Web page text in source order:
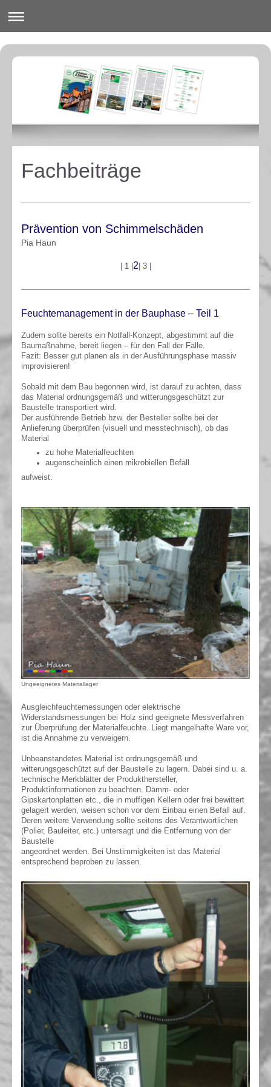
Fachbeiträge
Prävention von Schimmelschäden
Pia Haun
1 2 3|
Feuchtemanagement in der Bauphase – Teil 1
Zudem sollte bereits ein Notfall-Konzept, abgestimmt auf die
Baumaßnahme, bereit liegen – für den Fall der Fälle.
Fazit: Besser gut planen als in der Ausführungsphase massiv
improvisieren!
Sobald mit dem Bau begonnen wird, ist darauf zu achten, dass
das Material ordnungsgemäß und witterungsgeschützt zur
Baustelle transportiert wird.
Der ausführende Betrieb bzw. der Besteller sollte bei der
Anlieferung überprüfen (visuell und messtechnisch), ob das
Material
zu hohe Materialfeuchten
augenscheinlich einen mikrobiellen Befall
aufweist.
Ungeeignetes Materiallager
Ausgleichfeuchtemessungen oder elektrische
Widerstandsmessungen bei Holz sind geeignete Messverfahren
zur Überprüfung der Materialfeuchte. Liegt mangelhafte Ware vor,
ist die Annahme zu verweigern.
Unbeanstandetes Material ist ordnungsgemäß und
witterungsgeschützt auf der Baustelle zu lagern. Dabei sind u. a.
technische Merkblätter der Produkthersteller,
Produktinformationen zu beachten. Dämm- oder
Gipskartonplatten etc., die in muffigen Kellern oder frei bewittert
gelagert werden, weisen schon vor dem Einbau einen Befall auf.
Deren weitere Verwendung sollte seitens des Verantwortlichen
(Polier, Bauleiter, etc.) untersagt und die Entfernung von der
Baustelle
angeordnet werden. Bei Unstimmigkeiten ist das Material
entsprechend beproben zu lassen.